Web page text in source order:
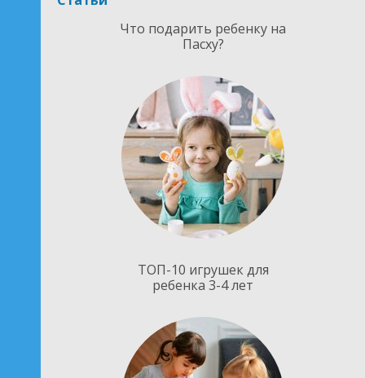
Что подарить ребенку на
Пасху?
ТОП-10 игрушек для
ребенка 3-4 лет